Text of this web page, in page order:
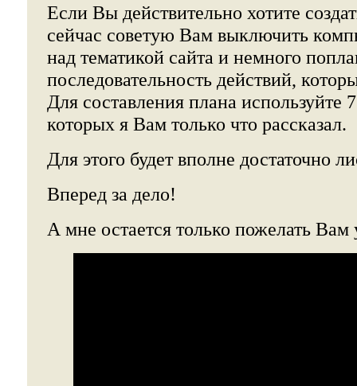
Если Вы действительно хотите
сейчас советую Вам выключить
над тематикой сайта и немного
последовательность действий,
Для составления плана используйте
которых я Вам только что рассказал.
Для этого будет вполне достаточно
Вперед за дело!
А мне остается только пожелать Вам